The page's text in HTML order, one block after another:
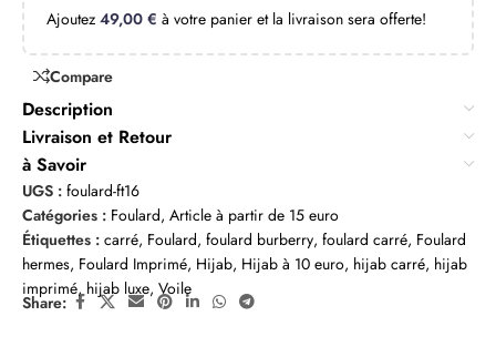
Ajoutez 49,00 € à votre panier et la livraison sera offerte!
Compare
Description
Livraison et Retour
à Savoir
UGS : foulard-ft16
Catégories : Foulard, Article à partir de 15 euro
Étiquettes : carré, Foulard, foulard burberry, foulard carré, Foulard
hermes, Foulard Imprimé, Hijab, Hijab à 10 euro, hijab carré, hijab
imprimé, hijab luxe, Voile
Share: